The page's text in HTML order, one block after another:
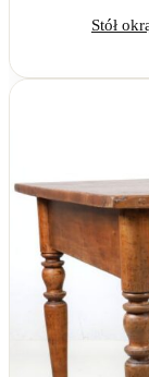
Stół